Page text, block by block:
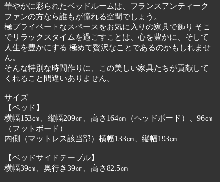
華やかに彩られたベッドルームは、フランスアンティーク
ファンの方なら誰もが憧れる空間でしょう。
極プライベートなスペースをお気に入りの家具で飾り そこ
でリラックスタイムを過ごすことは、心を豊かに、そして
人生を豊かにする 極めて贅沢なことであるのかもしれませ
ん。
そんな特別な時間作りに、この美しい家具たちが貢献して
くれること間違いありません。
サイズ
【ベッド】
横幅153㎝、縦幅209㎝、高さ164㎝（ヘッドボード）、96㎝
（フットボード）
内側（マットレス該当部）横幅133㎝、縦幅193㎝
【ベッドサイドテーブル】
横幅39㎝、奥行き39㎝、高さ82.5㎝